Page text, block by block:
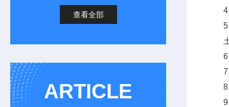
查看全部
ARTICLE
4、
5、
土
6、
7、
8、
9、